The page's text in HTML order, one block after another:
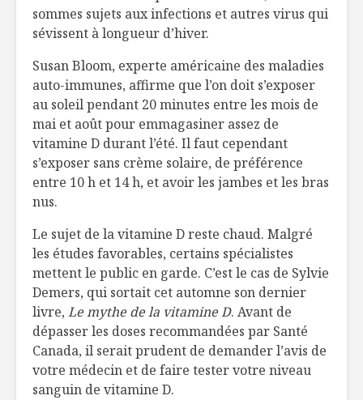
sommes sujets aux infections et autres virus qui
sévissent à longueur d’hiver.
Susan Bloom, experte américaine des maladies
auto-immunes, affirme que l’on doit s’exposer
au soleil pendant 20 minutes entre les mois de
mai et août pour emmagasiner assez de
vitamine D durant l’été. Il faut cependant
s’exposer sans crème solaire, de préférence
entre 10 h et 14 h, et avoir les jambes et les bras
nus.
Le sujet de la vitamine D reste chaud. Malgré
les études favorables, certains spécialistes
mettent le public en garde. C’est le cas de Sylvie
Demers, qui sortait cet automne son dernier
livre, Le mythe de la vitamine D. Avant de
dépasser les doses recommandées par Santé
Canada, il serait prudent de demander l’avis de
votre médecin et de faire tester votre niveau
sanguin de vitamine D.